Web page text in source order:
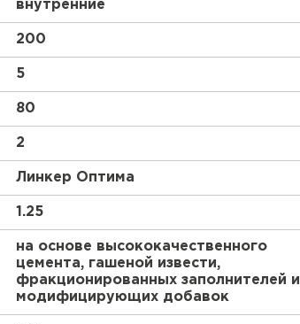
внутренние
200
5
80
2
Линкер Оптима
1.25
на основе высококачественного
цемента, гашеной извести,
фракционированных заполнителей и
модифицирующих добавок